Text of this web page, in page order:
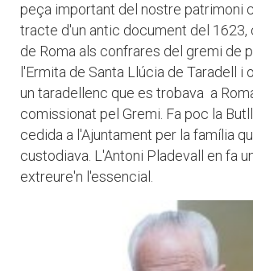
peça important del nostre patrimoni
tracte d'un antic document del
de Roma als confrares del gremi de
l'Ermita de Santa Llúcia de Taradell i
un taradellenc que es trobava a
comissionat pel Gremi. Fa poc la
cedida a l'Ajuntament per la família
custodiava. L'Antoni Pladevall en fa
extreure'n l'essencial.